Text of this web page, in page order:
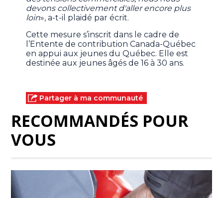
devons collectivement d'aller encore plus
loin», a-t-il plaidé par écrit.
Cette mesure s’inscrit dans le cadre de
l’Entente de contribution Canada-Québec
en appui aux jeunes du Québec. Elle est
destinée aux jeunes âgés de 16 à 30 ans.
Partager à ma communauté
RECOMMANDÉS POUR
VOUS